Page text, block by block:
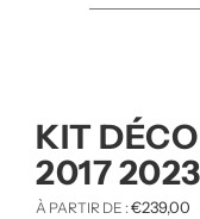
KIT
2017 2023
À PARTIR DE : €239,00